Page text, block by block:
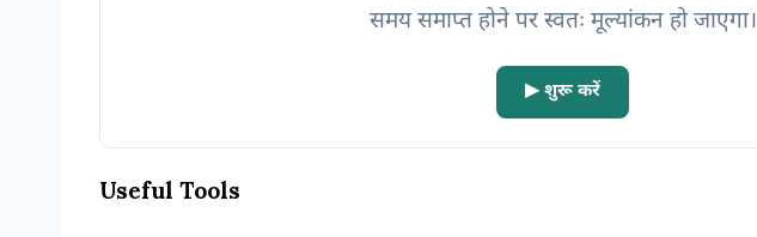
समय समाप्त होने पर स्वतः मूल्यांकन हो जाएगा।
▶ शुरू करें
Useful Tools